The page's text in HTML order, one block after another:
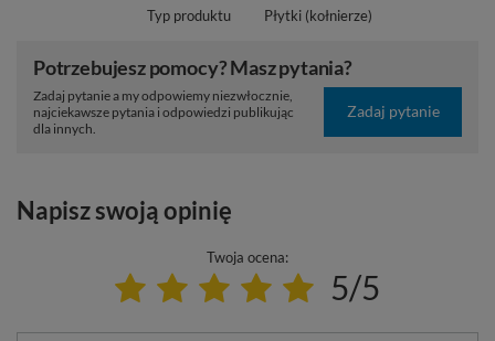
Typ produktu
Płytki (kołnierze)
Potrzebujesz pomocy? Masz pytania?
Zadaj pytanie a my odpowiemy niezwłocznie,
najciekawsze pytania i odpowiedzi publikując
dla innych.
Zadaj pytanie
Napisz swoją opinię
Twoja ocena:
5/5